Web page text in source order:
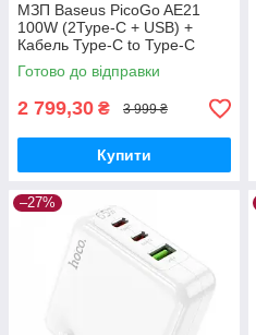
МЗП Baseus PicoGo AE21
100W (2Type-C + USB) +
Кабель Type-C to Type-C
100W (1.5m) black
Готово до відправки
2 799,30 ₴ 3 999 ₴
Купити
–27%